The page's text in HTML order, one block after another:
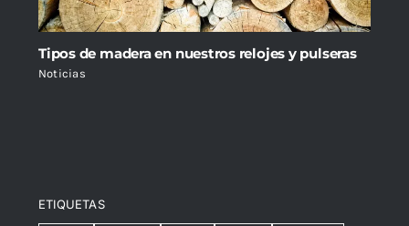
Tipos de madera en nuestros relojes y pulseras
Noticias
ETIQUETAS